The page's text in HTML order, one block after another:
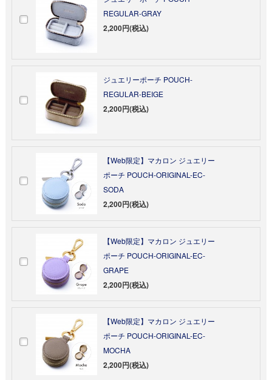
REGULAR-GRAY
2,200円(税込)
ジュエリーポーチ POUCH-
REGULAR-BEIGE
2,200円(税込)
【Web限定】マカロン ジュエリー
ポーチ POUCH-ORIGINAL-EC-
SODA
2,200円(税込)
【Web限定】マカロン ジュエリー
ポーチ POUCH-ORIGINAL-EC-
GRAPE
2,200円(税込)
【Web限定】マカロン ジュエリー
ポーチ POUCH-ORIGINAL-EC-
MOCHA
2,200円(税込)